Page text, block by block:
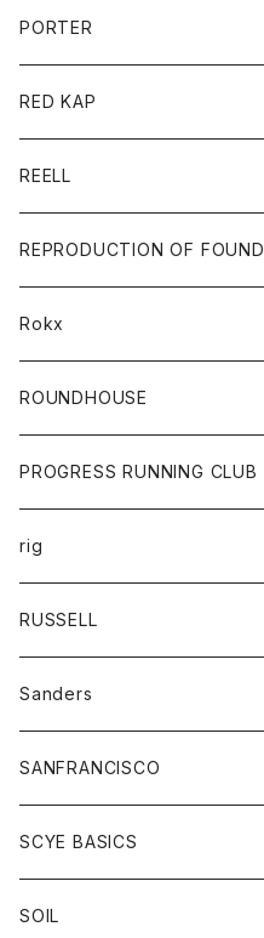
ロングスリーブＴシャツ
コート
ジャケット
アクセサリー
バッグ
キッズ
Tシャツ
帽子
グッズ
靴
バック
トップス
カットソー
カーディガン
ニット
ベスト
ボトムス
ショートパンツ
パンツ
レディース
カットソー
コート
ボトム
ダウンジャケット
PORTER
カードホルダー
キーホルダー
財布
バック
RED KAP
REELL
パンツ
ショートパンツ
REPRODUCTION OF FOUND
Rokx
ボトム
ROUNDHOUSE
エプロン
キッズ
オーバーオール
ボトム
ペインターパンツ
PROGRESS RUNNING CLUB
トップス
Tシャツ
グッズ
帽子
rig
RUSSELL
アウター
コート
パーカー
スカート
Tシャツ
トップス
Sanders
グッズ
靴
SANFRANCISCO
アウター
カーディガン
グッズ
SCYE BASICS
ボトム
SOIL